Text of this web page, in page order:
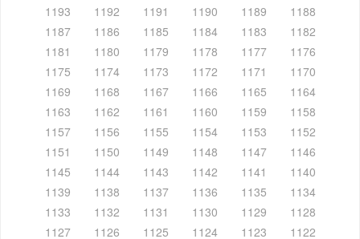
1193
1192 1191 1190 1189
1188
1187
1186 1185 1184 1183
1182
1181
1180 1179 1178 1177
1176
1175
1174 1173 1172 1171
1170
1169
1168 1167 1166 1165
1164
1163
1162 1161 1160 1159
1158
1157
1156 1155 1154 1153
1152
1151
1150 1149 1148 1147
1146
1145
1144 1143 1142 1141
1140
1139
1138 1137 1136 1135
1134
1133
1132 1131 1130 1129
1128
1127
1126 1125 1124 1123
1122